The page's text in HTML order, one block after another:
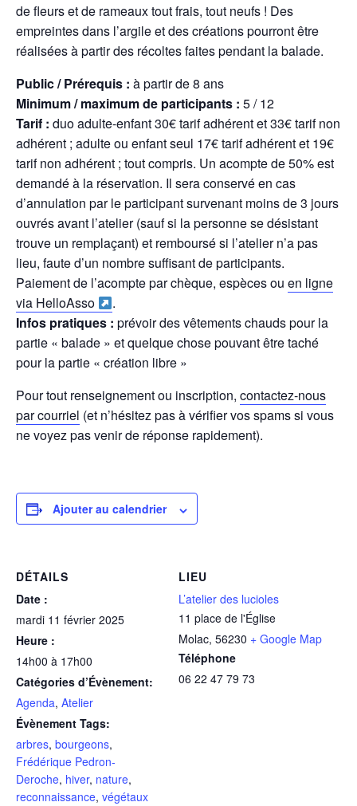
de fleurs et de rameaux tout frais, tout neufs ! Des
empreintes dans l’argile et des créations pourront être
réalisées à partir des récoltes faites pendant la balade.
Public / Prérequis : à partir de 8 ans
Minimum / maximum de participants : 5 / 12
Tarif : duo adulte-enfant 30€ tarif adhérent et 33€ tarif non
adhérent ; adulte ou enfant seul 17€ tarif adhérent et 19€
tarif non adhérent ; tout compris. Un acompte de 50% est
demandé à la réservation. Il sera conservé en cas
d’annulation par le participant survenant moins de 3 jours
ouvrés avant l’atelier (sauf si la personne se désistant
trouve un remplaçant) et remboursé si l’atelier n’a pas
lieu, faute d’un nombre suffisant de participants.
Paiement de l’acompte par chèque, espèces ou en ligne
via HelloAsso
.
Infos pratiques : prévoir des vêtements chauds pour la
partie « balade » et quelque chose pouvant être taché
pour la partie « création libre »
Pour tout renseignement ou inscription, contactez-nous
par courriel (et n’hésitez pas à vérifier vos spams si vous
ne voyez pas venir de réponse rapidement).
Ajouter au calendrier
DÉTAILS
Date :
mardi 11 février 2025
Heure :
14h00 à 17h00
Catégories d’Évènement:
Agenda, Atelier
Évènement Tags:
arbres, bourgeons,
Frédérique Pedron-
Deroche, hiver, nature,
reconnaissance, végétaux
LIEU
L’atelier des lucioles
11 place de l'Église
Molac, 56230 + Google Map
Téléphone
06 22 47 79 73